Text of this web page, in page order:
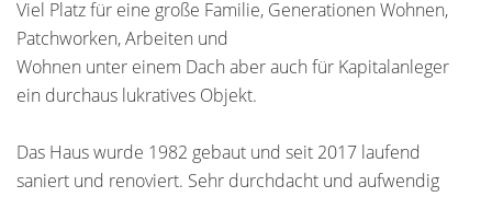
Viel Platz für eine große Familie, Generationen Wohnen,
Patchworken, Arbeiten und
Wohnen unter einem Dach aber auch für Kapitalanleger
ein durchaus lukratives Objekt.
Das Haus wurde 1982 gebaut und seit 2017 laufend
saniert und renoviert. Sehr durchdacht und aufwendig